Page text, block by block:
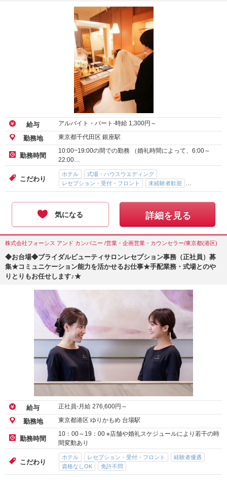
給与 アルバイト・パート-時給 1,300円～
勤務地 東京都千代田区 銀座駅
勤務時間
10:00~19:00の間での勤務 （婚礼時間によって、6:00～
22:00…
こだわり
ホテル
式場・ハウスウエディング
レセプション・受付・フロント
未経験者歓迎
駅直結（駅ビル）
気になる 詳細を見る
株式会社フォーシス アンド カンパニー /営業・企画営業・カウンセラー/東京都(港区)
◆お台場◆ブライダルビューティサロンレセプション事務（正社員）募
集★コミュニケーション能力を活かせるお仕事★手配業務・式場とのや
りとりもお任せします♪★
給与 正社員-月給 276,600円～
勤務地 東京都港区 ゆりかもめ 台場駅
勤務時間
10：00～19：00 ※店舗や婚礼スケジュールにより若干の時
間変動あり
こだわり
ホテル レセプション・受付・フロント
経験者優遇
資格なしOK
免許不問